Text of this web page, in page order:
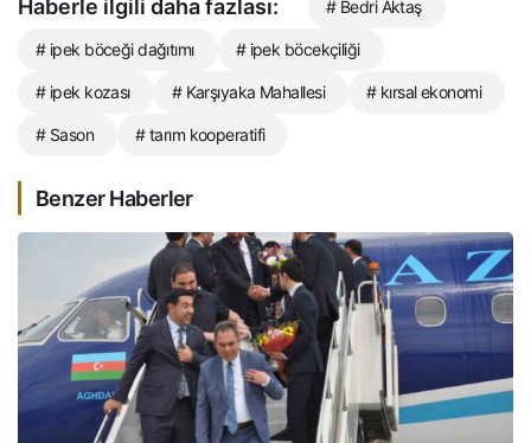
Haberle ilgili daha fazlası: # Bedri Aktaş
# ipek böceği dağıtımı # ipek böcekçiliği
# ipek kozası # Karşıyaka Mahallesi # kırsal ekonomi
# Sason # tarım kooperatifi
Benzer Haberler